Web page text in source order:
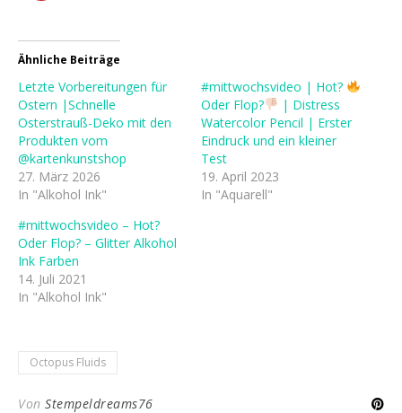
Ähnliche Beiträge
Letzte Vorbereitungen für
Ostern |Schnelle
Osterstrauß-Deko mit den
Produkten vom
@kartenkunstshop
27. März 2026
In "Alkohol Ink"
#mittwochsvideo | Hot?
Oder Flop?
| Distress
Watercolor Pencil | Erster
Eindruck und ein kleiner
Test
19. April 2023
In "Aquarell"
#mittwochsvideo – Hot?
Oder Flop? – Glitter Alkohol
Ink Farben
14. Juli 2021
In "Alkohol Ink"
Octopus Fluids
Von Stempeldreams76